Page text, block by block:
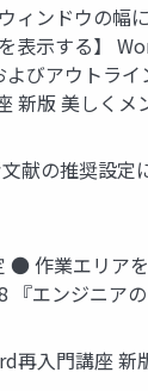
ンドウの幅
表示する】
びアウトラ
新版 美しく
献の推奨設
● 作業エリ
『エンジニ
入門講座 新